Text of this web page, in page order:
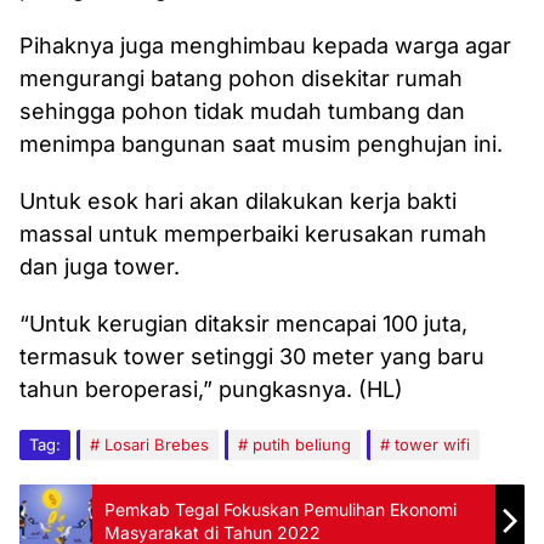
Pihaknya juga menghimbau kepada warga agar
mengurangi batang pohon disekitar rumah
sehingga pohon tidak mudah tumbang dan
menimpa bangunan saat musim penghujan ini.
Untuk esok hari akan dilakukan kerja bakti
massal untuk memperbaiki kerusakan rumah
dan juga tower.
“Untuk kerugian ditaksir mencapai 100 juta,
termasuk tower setinggi 30 meter yang baru
tahun beroperasi,” pungkasnya. (HL)
Tag: Losari Brebes putih beliung tower wifi
Pemkab Tegal Fokuskan Pemulihan Ekonomi
Masyarakat di Tahun 2022